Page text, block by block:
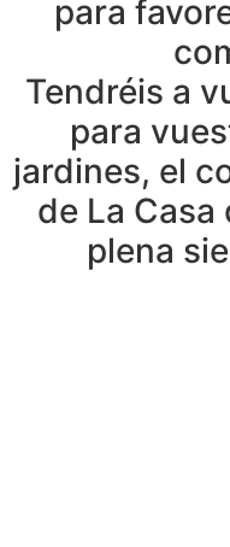
para
Tendréis a
para
jardines, el
de La Casa
plena